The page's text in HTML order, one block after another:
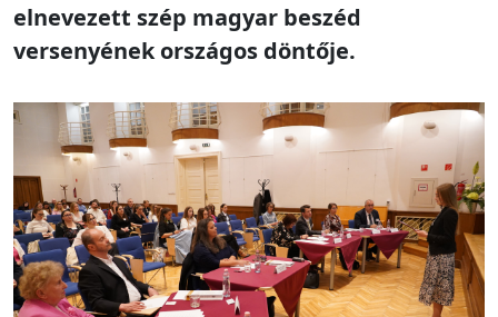
elnevezett szép magyar beszéd
versenyének országos döntője.